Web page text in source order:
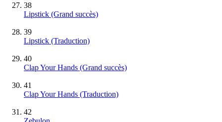
38
Lipstick (Grand succès)
39
Lipstick (Traduction)
40
Clap Your Hands (Grand succès)
41
Clap Your Hands (Traduction)
42